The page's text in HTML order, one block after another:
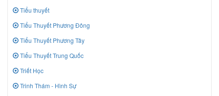
Tiểu thuyết
Tiểu Thuyết Phương Đông
Tiểu Thuyết Phương Tây
Tiểu Thuyết Trung Quốc
Triết Học
Trinh Thám - Hình Sự